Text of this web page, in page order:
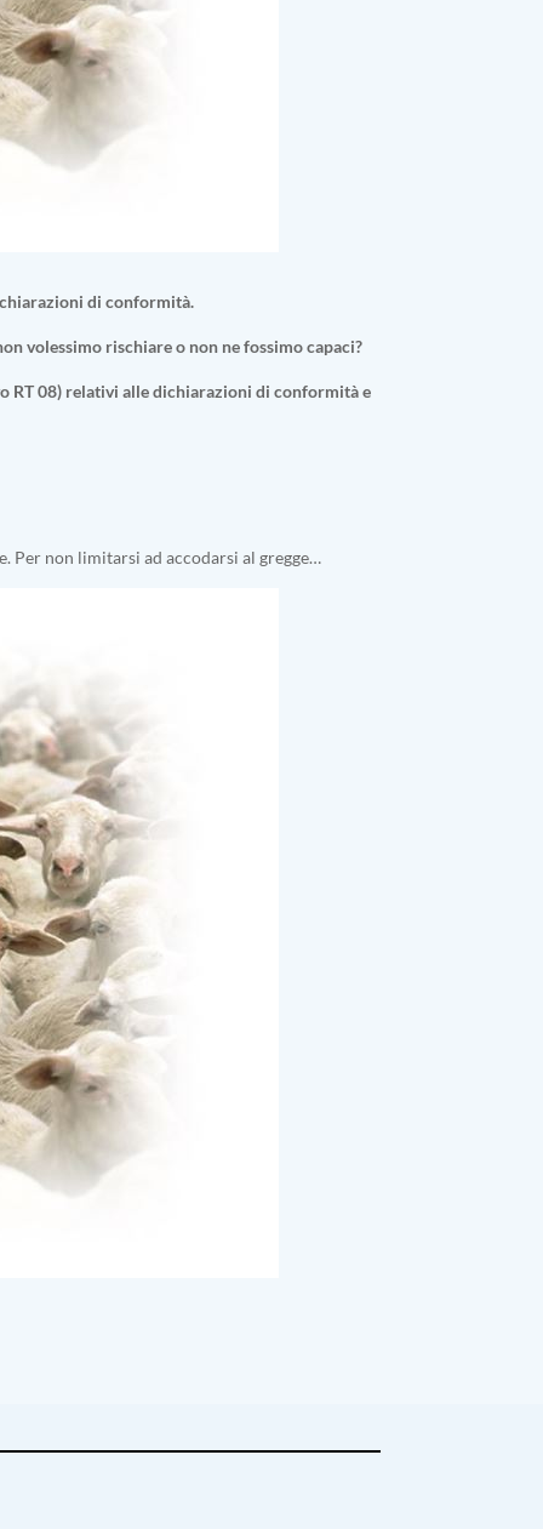
di conformità.
volessimo rischiare o non ne fossimo capaci?
RT 08) relativi alle dichiarazioni di conformità e
Per non limitarsi ad accodarsi al gregge…